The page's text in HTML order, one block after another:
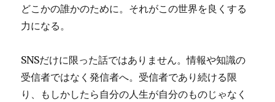
どこかの誰かのために。それがこの世界を良くする
力になる。
SNSだけに限った話ではありません。情報や知識の
受信者ではなく発信者へ。受信者であり続ける限
り、もしかしたら自分の人生が自分のものじゃなく